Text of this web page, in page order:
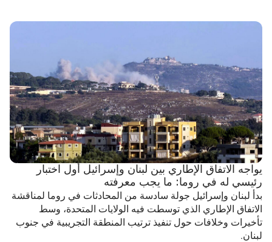
يواجه الاتفاق الإطاري بين لبنان وإسرائيل أول اختبار
رئيسي له في روما: ما يجب معرفته
بدأ لبنان وإسرائيل جولة سادسة من المحادثات في روما لمناقشة
الاتفاق الإطاري الذي توسطت فيه الولايات المتحدة، وسط
تأخيرات وخلافات حول تنفيذ ترتيب المنطقة التجريبية في جنوب
لبنان.